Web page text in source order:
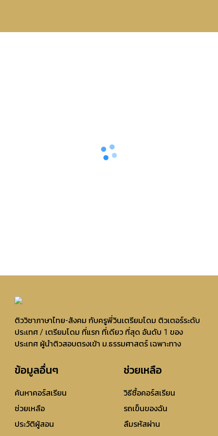
ติววิชาภาษาไทย-สังคม กับครูพี่วินเตรียมโดม ติวเตอร์ระดับ
ประเทศ / เตรียมโดม ที่แรก ที่เดียว ที่สุด อันดับ 1 ของ
ประเทศ ผู้นำติวสอบตรงเข้า ม.ธรรมศาสตร์ เฉพาะทาง
ข้อมูลอื่นๆ
ค้นหาคอร์สเรียน
ช่วยเหลือ
ประวัติผู้สอน
ช่วยเหลือ
วิธีซื้อคอร์สเรียน
รถเข็นของฉัน
ลืมรหัสผ่าน